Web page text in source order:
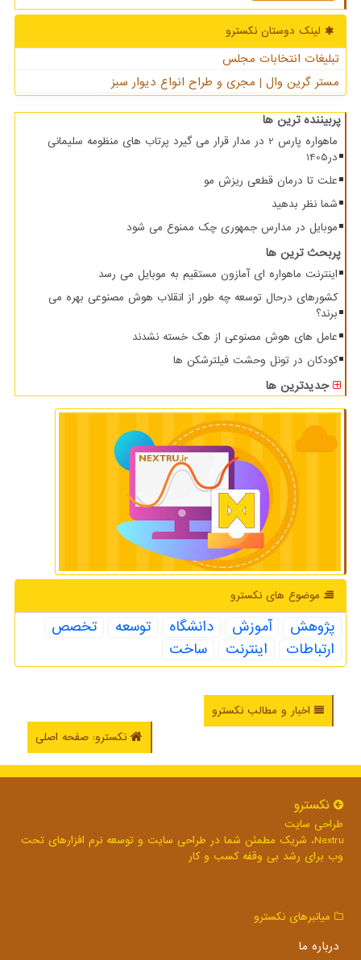
لینک دوستان نكسترو
تبلیغات انتخابات مجلس
مستر گرین وال | مجری و طراح انواع دیوار سبز
پربیننده ترین ها
ماهواره پارس 2 در مدار قرار می گیرد پرتاب های منظومه سلیمانی
در1405
علت تا درمان قطعی ریزش مو
شما نظر بدهید
موبایل در مدارس جمهوری چک ممنوع می شود
پربحث ترین ها
اینترنت ماهواره ای آمازون مستقیم به موبایل می رسد
کشورهای درحال توسعه چه طور از انقلاب هوش مصنوعی بهره می
برند؟
عامل های هوش مصنوعی از هک خسته نشدند
کودکان در تونل وحشت فیلترشکن ها
جدیدترین ها
موضوع های نكسترو
پژوهش آموزش دانشگاه توسعه
تخصص
ارتباطات
اینترنت ساخت
اخبار و مطالب نکسترو
نکسترو: صفحه اصلی
نكسترو
طراحی سایت
Nextru، شریک مطمئن شما در طراحی سایت و توسعه نرم افزارهای تحت
وب برای رشد بی وقفه کسب و کار
میانبرهای نكسترو
درباره ما